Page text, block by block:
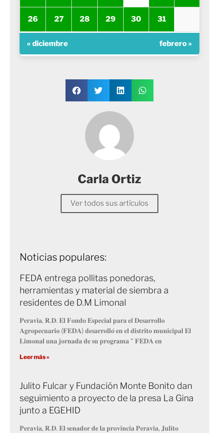
26 27 28 29 30 31
« diciembre febrero »
Carla Ortiz
Ver todos sus artículos
Noticias populares:
FEDA entrega pollitas ponedoras,
herramientas y material de siembra a
residentes de D.M Limonal
𝐏𝐞𝐫𝐚𝐯𝐢𝐚, 𝐑.𝐃. 𝐄𝐥 𝐅𝐨𝐧𝐝𝐨 𝐄𝐬𝐩𝐞𝐜𝐢𝐚𝐥 𝐩𝐚𝐫𝐚 𝐞𝐥 𝐃𝐞𝐬𝐚𝐫𝐫𝐨𝐥𝐥𝐨
𝐀𝐠𝐫𝐨𝐩𝐞𝐜𝐮𝐚𝐫𝐢𝐨 (𝐅𝐄𝐃𝐀) 𝐝𝐞𝐬𝐚𝐫𝐫𝐨𝐥𝐥𝐨́ 𝐞𝐧 𝐞𝐥 𝐝𝐢𝐬𝐭𝐫𝐢𝐭𝐨 𝐦𝐮𝐧𝐢𝐜𝐢𝐩𝐚𝐥 𝐄𝐥
𝐋𝐢𝐦𝐨𝐧𝐚𝐥 𝐮𝐧𝐚 𝐣𝐨𝐫𝐧𝐚𝐝𝐚 𝐝𝐞 𝐬𝐮 𝐩𝐫𝐨𝐠𝐫𝐚𝐦𝐚 “ 𝐅𝐄𝐃𝐀 𝐞𝐧
Leer más »
Julito Fulcar y Fundación Monte Bonito dan
seguimiento a proyecto de la presa La Gina
junto a EGEHID
𝐏𝐞𝐫𝐚𝐯𝐢𝐚, 𝐑.𝐃. 𝐄𝐥 𝐬𝐞𝐧𝐚𝐝𝐨𝐫 𝐝𝐞 𝐥𝐚 𝐩𝐫𝐨𝐯𝐢𝐧𝐜𝐢𝐚 𝐏𝐞𝐫𝐚𝐯𝐢𝐚, 𝐉𝐮𝐥𝐢𝐭𝐨